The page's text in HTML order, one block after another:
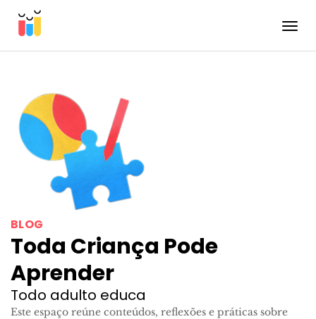
BLOG
Toda Criança Pode
Aprender
Todo adulto educa
Este espaço reúne conteúdos, reflexões e práticas sobre